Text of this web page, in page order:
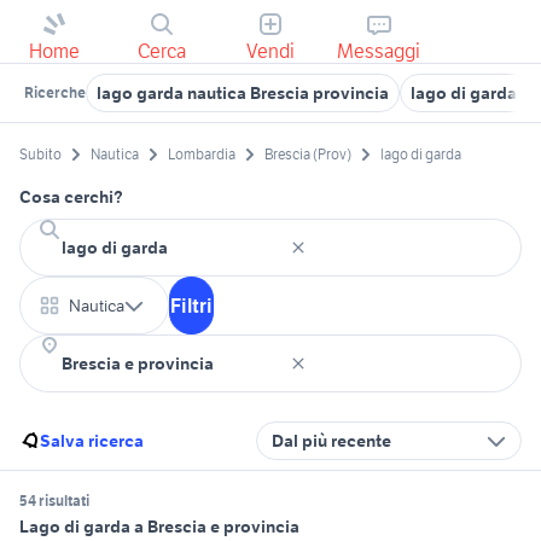
Home Cerca Vendi Messaggi
Ricerche lago garda nautica Brescia provincia lago di garda
Subito Nautica Lombardia Brescia (Prov) lago di garda
Cosa cerchi?
Nautica Filtri
Salva ricerca Dal più recente
54 risultati
Lago di garda a Brescia e provincia